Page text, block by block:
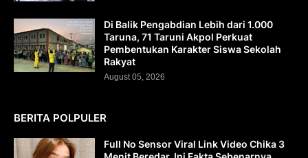
Di Balik Pengabdian Lebih dari 1.000
Taruna, 71 Taruni Akpol Perkuat
Pembentukan Karakter Siswa Sekolah
Rakyat
August 05, 2026
BERITA POLPULER
Full No Sensor Viral Link Video Chika 3